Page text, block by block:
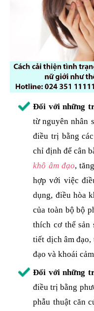
Đối với những
từ nguyên nhân
điều trị bằng
chỉ định để cân
khô âm đạo,
hợp với việc
dụng, điều hòa
của toàn bộ bộ
thích cơ thể sản
tiết dịch âm đạo,
đạo và khoái
Đối với những
điều trị bằng
phẫu thuật căn